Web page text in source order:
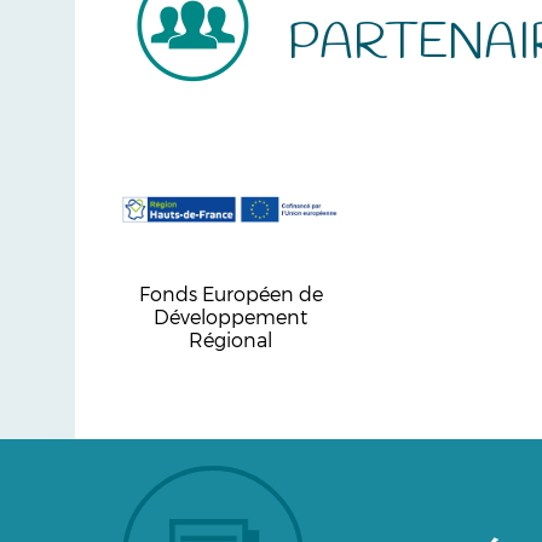
Fonds Européen de
Développement
Régional